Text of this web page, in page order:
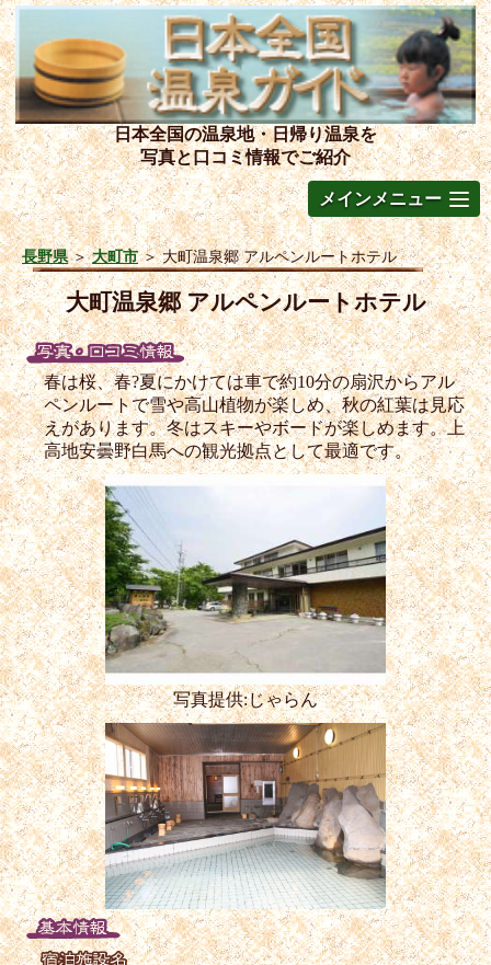
日本全国の温泉地・日帰り温泉を
写真と口コミ情報でご紹介
メインメニュー
長野県＞大町市＞大町温泉郷 アルペンルートホテル
大町温泉郷 アルペンルートホテル
春は桜、春?夏にかけては車で約10分の扇沢からアル
ペンルートで雪や高山植物が楽しめ、秋の紅葉は見応
えがあります。冬はスキーやボードが楽しめます。上
高地安曇野白馬への観光拠点として最適です。
写真提供:じゃらん